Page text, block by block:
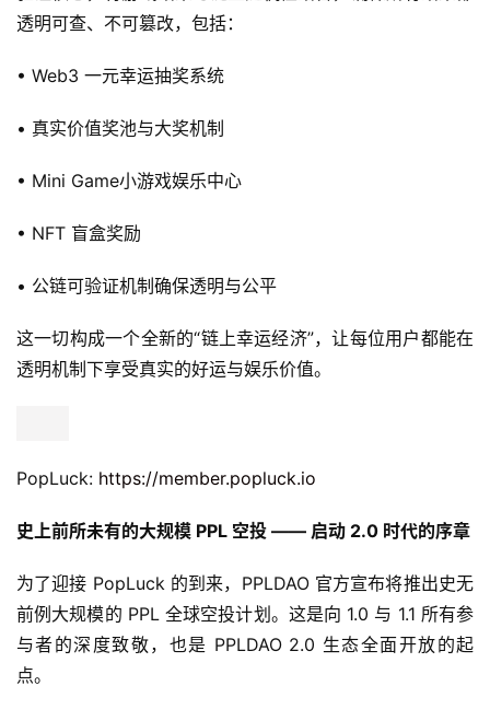
透明可查、不可篡改，包括：
• Web3 一元幸运抽奖系统
• 真实价值奖池与大奖机制
• Mini Game小游戏娱乐中心
• NFT 盲盒奖励
• 公链可验证机制确保透明与公平
这一切构成一个全新的“链上幸运经济”，让每位用户都能在
透明机制下享受真实的好运与娱乐价值。
PopLuck: https://member.popluck.io
史上前所未有的大规模 PPL 空投 —— 启动 2.0 时代的序章
为了迎接 PopLuck 的到来，PPLDAO 官方宣布将推出史无
前例大规模的 PPL 全球空投计划。这是向 1.0 与 1.1 所有参
与者的深度致敬，也是 PPLDAO 2.0 生态全面开放的起
点。